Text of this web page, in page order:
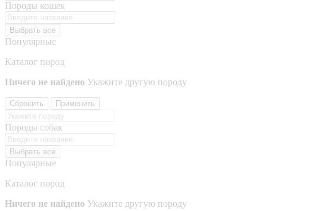
Породы кошек
Выбрать все
Популярные
Каталог пород
Ничего не найдено Укажите другую породу
Сбросить Применить
Породы собак
Выбрать все
Популярные
Каталог пород
Ничего не найдено Укажите другую породу